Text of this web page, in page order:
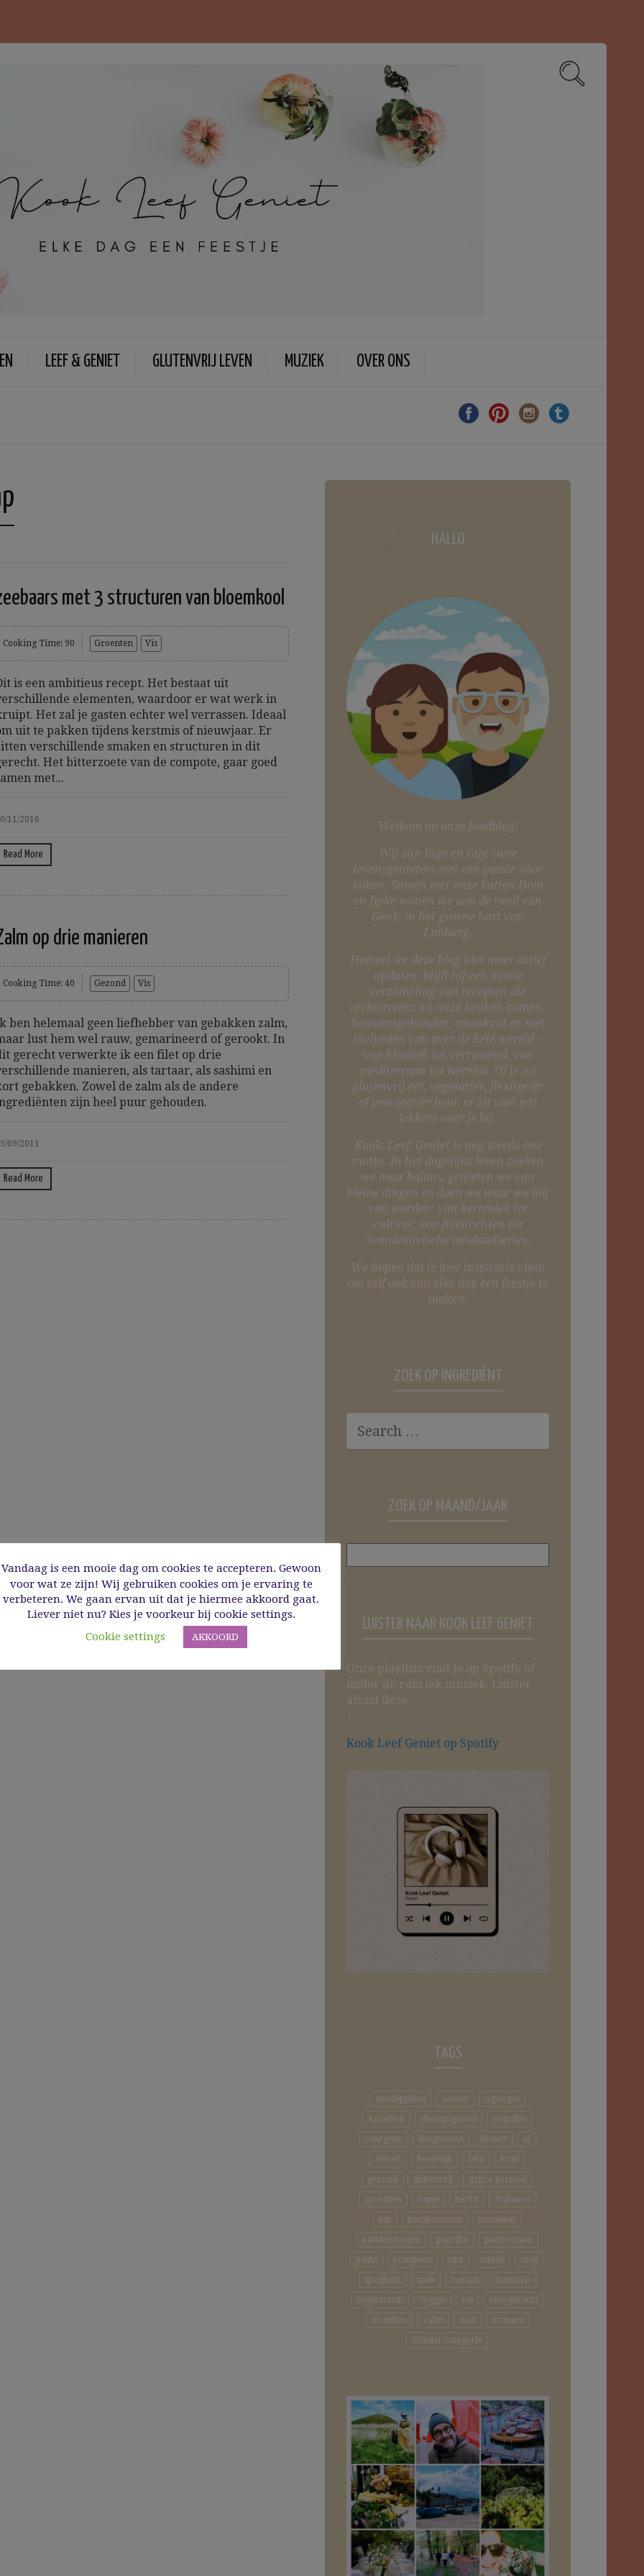
LEEF & GENIET GLUTENVRIJ LEVEN MUZIEK OVER ONS
met 3 structuren van bloemkool
Cooking Time: 90 Groenten Vis
is een ambitieus recept. Het bestaat uit
elementen, waardoor er wat werk in
Het zal je gasten echter wel verrassen. Ideaal
uit te pakken tijdens kerstmis of nieuwjaar. Er
verschillende smaken en structuren in dit
Het bitterzoete van de compote, gaar goed
met...
11/2016
Read More
op drie manieren
Cooking Time: 40 Gezond Vis
ben helemaal geen liefhebber van gebakken zalm,
lust hem wel rauw, gemarineerd of gerookt. In
gerecht verwerkte ik een filet op drie
manieren, als tartaar, als sashimi en
gebakken. Zowel de zalm als de andere
zijn heel puur gehouden.
09/2011
Read More
HALLO
Welkom op onze foodblog!
Wij zijn Inge en Guy, twee
levensgenieters met een passie voor
koken. Samen met onze katten Diva
en Jipke wonen we aan de rand van
Genk, in het groene hart van
Limburg.
Hoewel we deze blog niet meer actief
updaten, blijft hij een mooie
verzameling van recepten die
rechtstreeks uit onze keuken komen.
Seizoensgebonden, smaakvol en met
invloeden van over de hele wereld –
van klassiek tot verrassend, van
mediterraan tot werelds. Of je nu
glutenvrij eet, vegetariër, flexitariër
of pescotariër bent, er zit vast iets
lekkers voor je bij.
Kook, Leef, Geniet is nog steeds ons
motto. In het dagelijks leven zoeken
we naar balans, genieten we van
kleine dingen en doen we waar we blij
van worden: van keramiek tot
cultuur, van fietstochten tot
Scandinavische misdaadseries.
We hopen dat je hier inspiratie vindt
om zelf ook van elke dag een feestje te
maken.
ZOEK OP INGREDIËNT
ZOEK OP MAAND/JAAR
LUISTER NAAR KOOK LEEF GENIET
Onze playlists vind je op Spotify of
onder de rubriek muziek. Luister
alvast deze
↓
Kook Leef Geniet op Spotify
TAGS
aardappelen amuse
asperges
Aziatisch
champignons
coquilles
courgette
deegwaren dessert
ei
eieren
feestelijk feta
Fruit
gezond
glutenvrij
grijze garnaal
groenten
hapje herfst
Italiaans
kip
komkommer
mosselen
paddenstoelen
paprika
parmezaan
pasta
pompoen rijst salade
soep
spaghetti
spek tomaat
tomaten
vegetarisch
Veggie vis
voorgerecht
wortelen
zalm zoet
zomers
Zonder categorie
Vandaag is een mooie dag om cookies te accepteren. Gewoon
voor wat ze zijn! Wij gebruiken cookies om je ervaring te
verbeteren. We gaan ervan uit dat je hiermee akkoord gaat.
Liever niet nu? Kies je voorkeur bij cookie settings.
Cookie settings
AKKOORD